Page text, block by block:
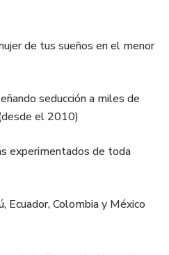
de tus sueños en el menor
seducción a miles de
el 2010)
experimentados de toda
Ecuador, Colombia y México